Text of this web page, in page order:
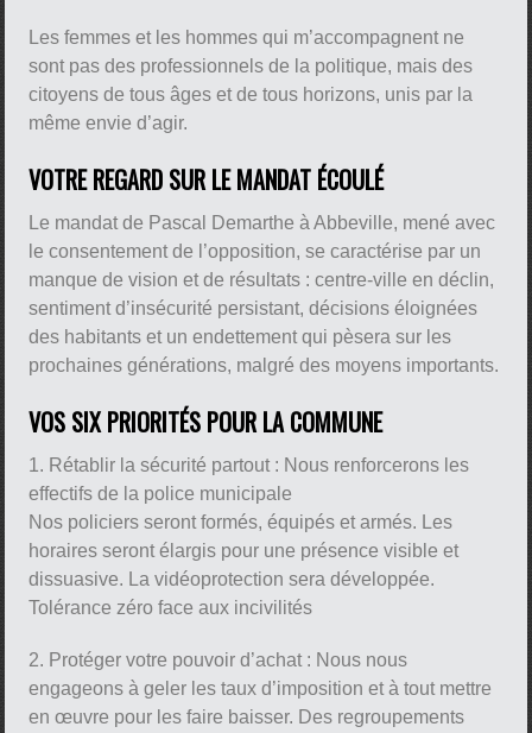
Les femmes et les hommes qui m’accompagnent ne
sont pas des professionnels de la politique, mais des
citoyens de tous âges et de tous horizons, unis par la
même envie d’agir.
VOTRE REGARD SUR LE MANDAT ÉCOULÉ
Le mandat de Pascal Demarthe à Abbeville, mené avec
le consentement de l’opposition, se caractérise par un
manque de vision et de résultats : centre-ville en déclin,
sentiment d’insécurité persistant, décisions éloignées
des habitants et un endettement qui pèsera sur les
prochaines générations, malgré des moyens importants.
VOS SIX PRIORITÉS POUR LA COMMUNE
1. Rétablir la sécurité partout : Nous renforcerons les
effectifs de la police municipale
Nos policiers seront formés, équipés et armés. Les
horaires seront élargis pour une présence visible et
dissuasive. La vidéoprotection sera développée.
Tolérance zéro face aux incivilités
2. Protéger votre pouvoir d’achat : Nous nous
engageons à geler les taux d’imposition et à tout mettre
en œuvre pour les faire baisser. Des regroupements